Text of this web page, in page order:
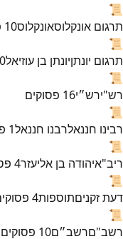
📜
תרגום אונקלוסאונקלוס10
📜
תרגום יונתןיונתן בן עוזיאל
📜
רש"ירש״י16 פסוקים
📜
רבינו חננאלרבנו חננאל1
📜
ריב"איהודה בן אליעזר4
📜
דעת זקניםתוספות4
📜
רשב"םרשב״ם10 פסוקים